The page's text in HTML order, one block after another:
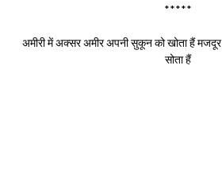
*****
अमीरी में अक्सर अमीर अपनी सुकून को खोता हैं
सोता हैं